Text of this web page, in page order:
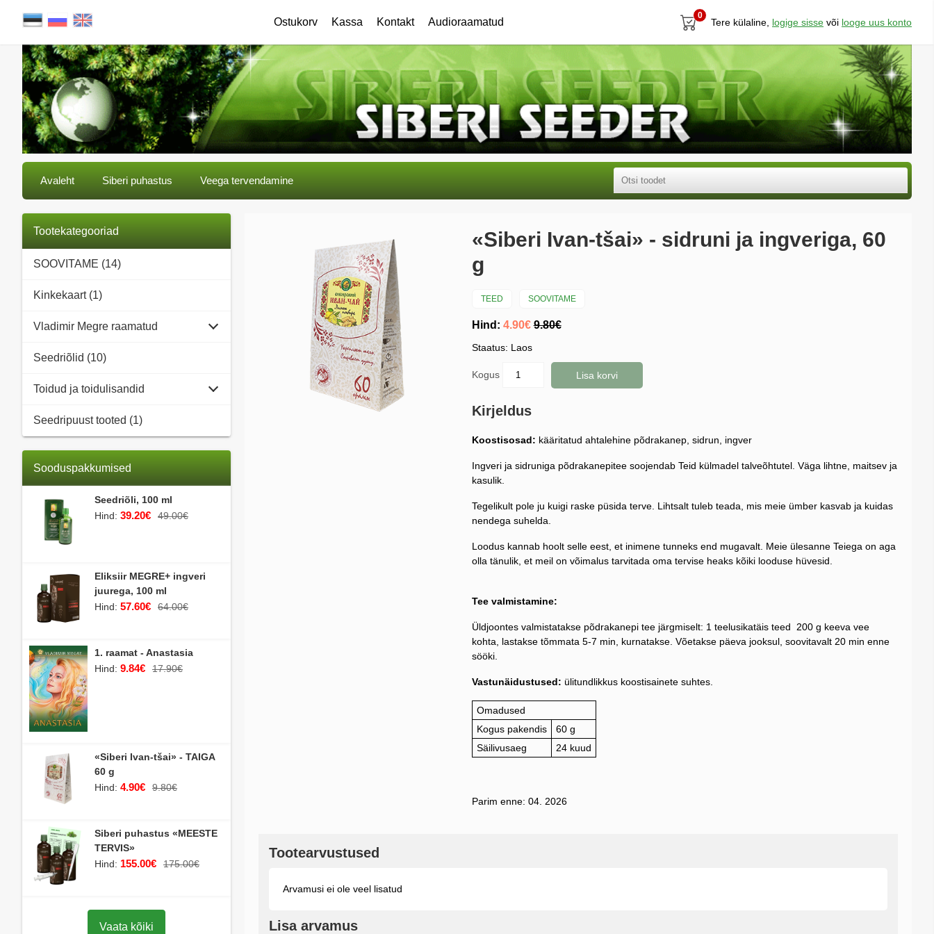
Ostukorv Kassa Kontakt Audioraamatud
0
Tere külaline, logige sisse või looge uus konto
Avaleht Siberi puhastus Veega tervendamine
Tootekategooriad
SOOVITAME (14)
Kinkekaart (1)
Vladimir Megre raamatud
Seedriõlid (10)
Toidud ja toidulisandid
Seedripuust tooted (1)
Sooduspakkumised
Seedriõli, 100 ml
Hind: 39.20€ 49.00€
Eliksiir MEGRE+ ingveri
juurega, 100 ml
Hind: 57.60€ 64.00€
1. raamat - Anastasia
Hind: 9.84€ 17.90€
«Siberi Ivan-tšai» - TAIGA
60 g
Hind: 4.90€ 9.80€
Siberi puhastus «MEESTE
TERVIS»
Hind: 155.00€ 175.00€
Vaata kõiki
«Siberi Ivan-tšai» - sidruni ja ingveriga, 60
g
TEED SOOVITAME
Hind: 4.90€ 9.80€
Staatus: Laos
Kogus Lisa korvi
Kirjeldus
Koostisosad: kääritatud ahtalehine põdrakanep, sidrun, ingver
Ingveri ja sidruniga põdrakanepitee soojendab Teid külmadel talveõhtutel. Väga lihtne, maitsev ja
kasulik.
Tegelikult pole ju kuigi raske püsida terve. Lihtsalt tuleb teada, mis meie ümber kasvab ja kuidas
nendega suhelda.
Loodus kannab hoolt selle eest, et inimene tunneks end mugavalt. Meie ülesanne Teiega on aga
olla tänulik, et meil on võimalus tarvitada oma tervise heaks kõiki looduse hüvesid.
Tee valmistamine:
Üldjoontes valmistatakse põdrakanepi tee järgmiselt: 1 teelusikatäis teed 200 g keeva vee
kohta, lastakse tõmmata 5-7 min, kurnatakse. Võetakse päeva jooksul, soovitavalt 20 min enne
sööki.
Vastunäidustused: ülitundlikkus koostisainete suhtes.
Omadused
Kogus pakendis
60 g
Säilivusaeg
24 kuud
Parim enne: 04. 2026
Tootearvustused
Arvamusi ei ole veel lisatud
Lisa arvamus